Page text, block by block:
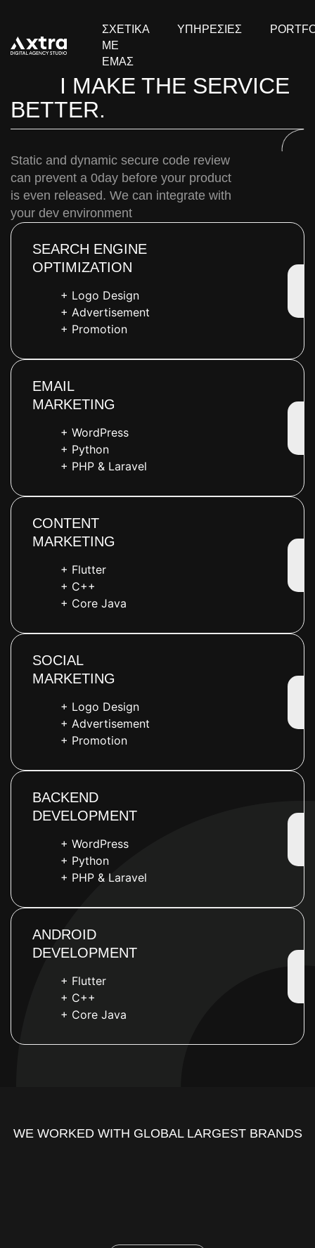
ΣΧΕΤΙΚΑ
ΜΕ
ΕΜΑΣ
ΥΠΗΡΕΣΙΕΣ
I MAKE THE SERVICE
BETTER.
Static and dynamic secure code review
can prevent a 0day before your product
is even released. We can integrate with
your dev environment
SEARCH ENGINE
OPTIMIZATION
+ Logo Design
+ Advertisement
+ Promotion
EMAIL
MARKETING
+ WordPress
+ Python
+ PHP & Laravel
CONTENT
MARKETING
+ Flutter
+ C++
+ Core Java
SOCIAL
MARKETING
+ Logo Design
+ Advertisement
+ Promotion
BACKEND
DEVELOPMENT
+ WordPress
+ Python
+ PHP & Laravel
ANDROID
DEVELOPMENT
+ Flutter
+ C++
+ Core Java
WE WORKED WITH GLOBAL LARGEST BRANDS